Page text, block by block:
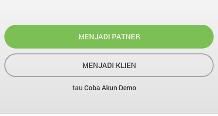
MENJADI PATNER
MENJADI KLIEN
tau Coba Akun Demo